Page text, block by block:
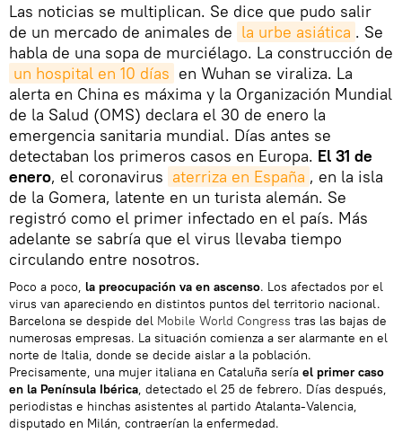
Las noticias se multiplican. Se dice que pudo salir
de un mercado de animales de la urbe asiática . Se
habla de una sopa de murciélago. La construcción de
un hospital en 10 días en Wuhan se viraliza. La
alerta en China es máxima y la Organización Mundial
de la Salud (OMS) declara el 30 de enero la
emergencia sanitaria mundial. Días antes se
detectaban los primeros casos en Europa. El 31 de
enero, el coronavirus aterriza en España , en la isla
de la Gomera, latente en un turista alemán. Se
registró como el primer infectado en el país. Más
adelante se sabría que el virus llevaba tiempo
circulando entre nosotros.
Poco a poco, la preocupación va en ascenso. Los afectados por el
virus van apareciendo en distintos puntos del territorio nacional.
Barcelona se despide del Mobile World Congress tras las bajas de
numerosas empresas. La situación comienza a ser alarmante en el
norte de Italia, donde se decide aislar a la población.
Precisamente, una mujer italiana en Cataluña sería el primer caso
en la Península Ibérica, detectado el 25 de febrero. Días después,
periodistas e hinchas asistentes al partido Atalanta-Valencia,
disputado en Milán, contraerían la enfermedad.